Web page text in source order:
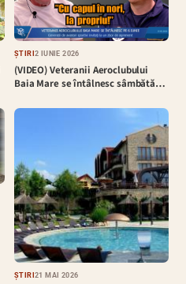
ȘTIRI2 IUNIE 2026
(VIDEO) Veteranii Aeroclubului
Baia Mare se întâlnesc sâmbătă…
ȘTIRI21 MAI 2026